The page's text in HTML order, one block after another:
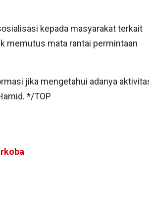
kepada masyarakat terkait
memutus mata rantai permintaan
jika mengetahui adanya
*/TOP